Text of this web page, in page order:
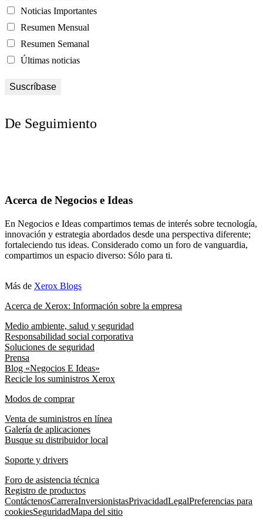
Noticias Importantes
Resumen Mensual
Resumen Semanal
Últimas noticias
De Seguimiento
Acerca de Negocios e Ideas
En Negocios e Ideas compartimos temas de interés sobre tecnología,
innovación y estrategia abordados desde una perspectiva diferente;
fortaleciendo tus ideas. Considerado como un foro de vanguardia,
compartimos un espacio diverso: Sólo para ti.
Más de Xerox Blogs
Acerca de Xerox: Información sobre la empresa
Medio ambiente, salud y seguridad
Responsabilidad social corporativa
Soluciones de seguridad
Prensa
Blog «Negocios E Ideas»
Recicle los suministros Xerox
Modos de comprar
Venta de suministros en línea
Galería de aplicaciones
Busque su distribuidor local
Soporte y drivers
Foro de asistencia técnica
Registro de productos
ContáctenosCarreraInversionistasPrivacidadLegalPreferencias para
cookiesSeguridadMapa del sitio